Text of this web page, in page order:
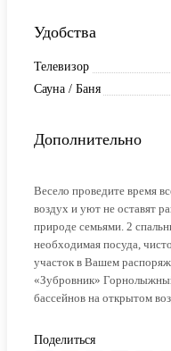
Удобства
Телевизор
Сауна / Баня
Дополнительно
Весело проведите время
воздух и уют не оставят
природе семьями. 2
необходимая посуда,
участок в Вашем
«Зубровник»
бассейнов на открытом
Поделиться